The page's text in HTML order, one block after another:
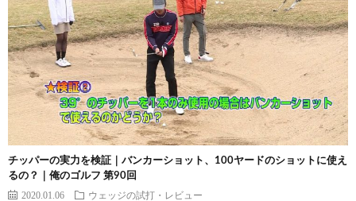
チッパーの実力を検証｜バンカーショット、100ヤードのショットに使え
るの？｜俺のゴルフ 第90回
2020.01.06 ウェッジの試打・レビュー